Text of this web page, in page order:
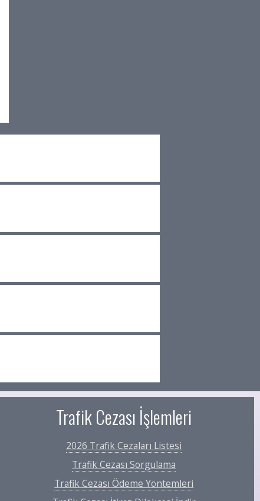
Trafik Cezası İşlemleri
2026 Trafik Cezaları Listesi
Trafik Cezası Sorgulama
Trafik Cezası Ödeme Yöntemleri